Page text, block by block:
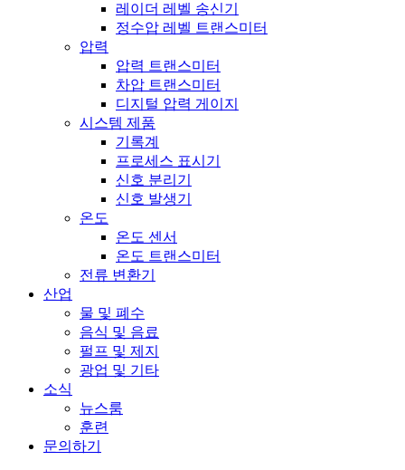
레이더 레벨 송신기
정수압 레벨 트랜스미터
압력
압력 트랜스미터
차압 트랜스미터
디지털 압력 게이지
시스템 제품
기록계
프로세스 표시기
신호 분리기
신호 발생기
온도
온도 센서
온도 트랜스미터
전류 변환기
산업
물 및 폐수
음식 및 음료
펄프 및 제지
광업 및 기타
소식
뉴스룸
훈련
문의하기